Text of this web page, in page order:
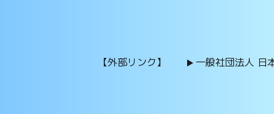
【外部リンク】 一般社団法人 日